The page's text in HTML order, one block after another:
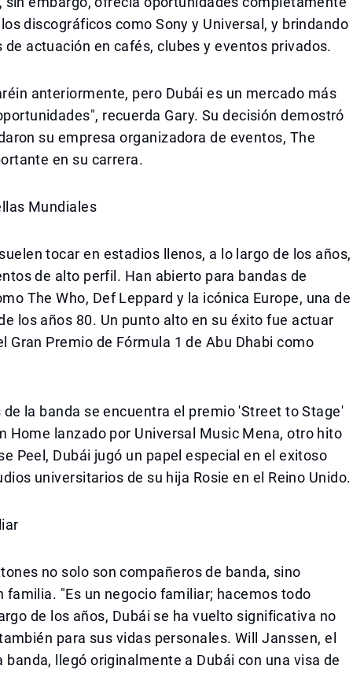
discográficos como Sony y Universal, y brindando
actuación en cafés, clubes y eventos privados.
anteriormente, pero Dubái es un mercado más
recuerda Gary. Su decisión demostró
su empresa organizadora de eventos, The
en su carrera.
Mundiales
tocar en estadios llenos, a lo largo de los años,
de alto perfil. Han abierto para bandas de
The Who, Def Leppard y la icónica Europe, una de
los años 80. Un punto alto en su éxito fue actuar
Gran Premio de Fórmula 1 de Abu Dhabi como
la banda se encuentra el premio 'Street to Stage'
Home lanzado por Universal Music Mena, otro hito
Peel, Dubái jugó un papel especial en el exitoso
universitarios de su hija Rosie en el Reino Unido.
no solo son compañeros de banda, sino
familia. "Es un negocio familiar; hacemos todo
de los años, Dubái se ha vuelto significativa no
para sus vidas personales. Will Janssen, el
llegó originalmente a Dubái con una visa de